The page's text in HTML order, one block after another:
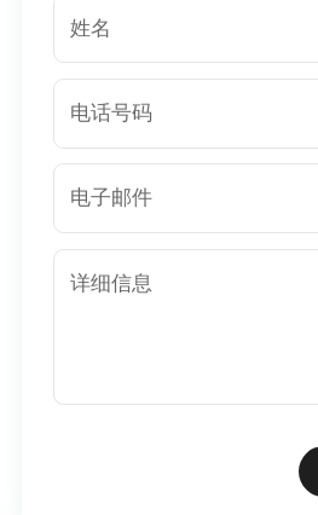
姓名
电话号码
电子邮件
详细信息